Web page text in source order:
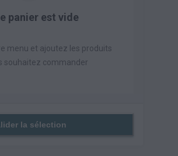
panier est vide
menu et ajoutez les produits
souhaitez commander
la sélection